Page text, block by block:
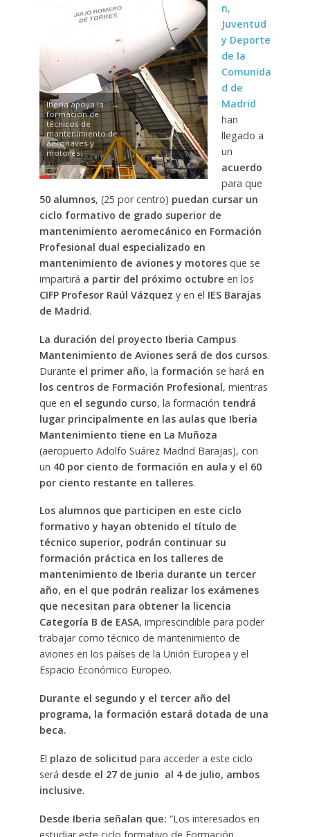
Iberia apoya la
formación de
técnicos de
mantenimiento de
aeronaves y
motores.
n,
Juventud
y Deporte
de la
Comunida
d de
Madrid
han
llegado a
un
acuerdo
para que
50 alumnos, (25 por centro) puedan cursar un
ciclo formativo de grado superior de
mantenimiento aeromecánico en Formación
Profesional dual especializado en
mantenimiento de aviones y motoresque se
impartirá a partir del próximo octubre en los
CIFP Profesor Raúl Vázquez y en el IES Barajas
de Madrid.
La duración del proyecto Iberia Campus
Mantenimiento de Aviones será de dos cursos.
Durante el primer año, la formación se hará en
los centros de Formación Profesional, mientras
que en el segundo curso, la formación tendrá
lugar principalmente en las aulas que Iberia
Mantenimiento tiene en La Muñoza
(aeropuerto Adolfo Suárez Madrid Barajas), con
un 40 por ciento de formación en aula y el 60
por ciento restante en talleres.
Los alumnos que participen en este ciclo
formativo y hayan obtenido el título de
técnico superior, podrán continuar su
formación práctica en los talleres de
mantenimiento de Iberia durante un tercer
año, en el que podrán realizar los exámenes
que necesitan para obtener la licencia
Categoría B de EASA, imprescindible para poder
trabajar como técnico de mantenimiento de
aviones en los países de la Unión Europea y el
Espacio Económico Europeo.
Durante el segundo y el tercer año del
programa, la formación estará dotada de una
beca.
El plazo de solicitud para acceder a este ciclo
será desde el 27 de junio al 4 de julio, ambos
inclusive.
Desde Iberia señalan que: “Los interesados en